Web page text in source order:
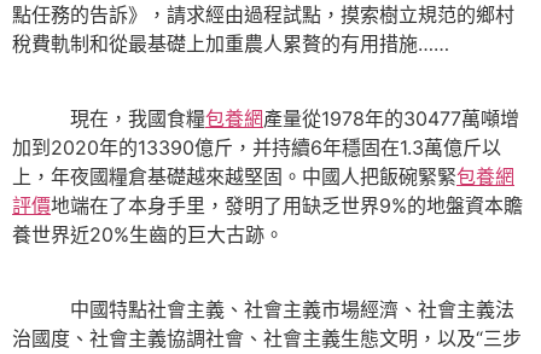
點任務的告訴》，請求經由過程試點，摸索樹立規范的鄉村
稅費軌制和從最基礎上加重農人累贅的有用措施……
現在，我國食糧包養網產量從1978年的30477萬噸增
加到2020年的13390億斤，并持續6年穩固在1.3萬億斤以
上，年夜國糧倉基礎越來越堅固。中國人把飯碗緊緊包養網
評價地端在了本身手里，發明了用缺乏世界9%的地盤資本贍
養世界近20%生齒的巨大古跡。
中國特點社會主義、社會主義市場經濟、社會主義法
治國度、社會主義協調社會、社會主義生態文明，以及“三步